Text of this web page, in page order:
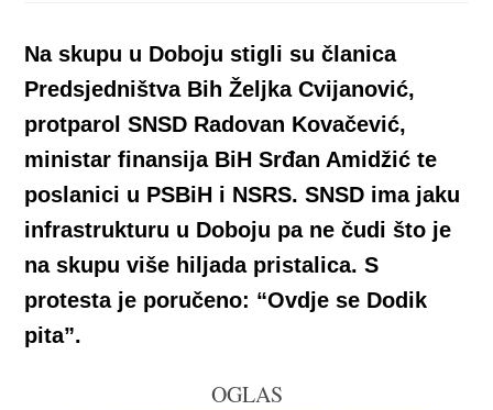
Na skupu u Doboju stigli su članica
Predsjedništva Bih Željka Cvijanović,
protparol SNSD Radovan Kovačević,
ministar finansija BiH Srđan Amidžić te
poslanici u PSBiH i NSRS. SNSD ima jaku
infrastrukturu u Doboju pa ne čudi što je
na skupu više hiljada pristalica. S
protesta je poručeno: “Ovdje se Dodik
pita”.
OGLAS